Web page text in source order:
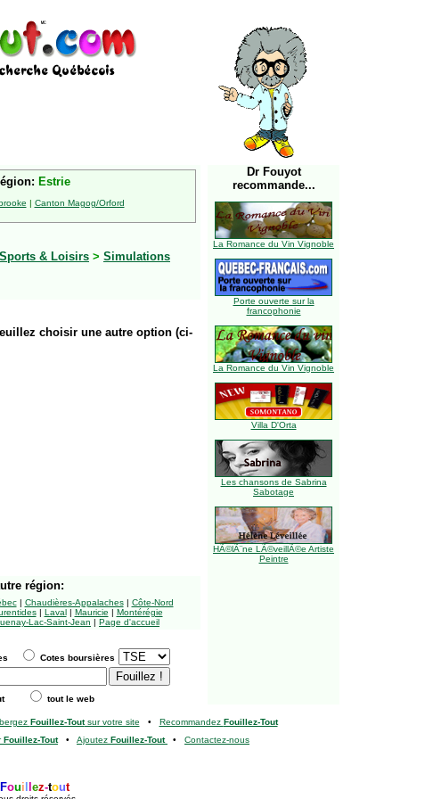
Estrie
| Canton Magog/Orford
Sports & Loisirs > Simulations
choisir une autre option (ci-
Dr Fouyot
recommande...
La Romance du Vin Vignoble
Porte ouverte sur la
francophonie
La Romance du Vin Vignoble
Villa D'Orta
Les chansons de Sabrina
Sabotage
HÃ©lÃ¨ne LÃ©veillÃ©e Artiste
Peintre
région:
| Chaudières-Appalaches| Côte-Nord
| Laval| Mauricie | Montérégie
Lac-Saint-Jean | Page d'accueil
Cotes boursières
tout le web
Fouillez-Toutsur votre site • Recommandez Fouillez-Tout
Fouillez-Tout• Ajoutez Fouillez-Tout • Contactez-nous
Foui ez-tout